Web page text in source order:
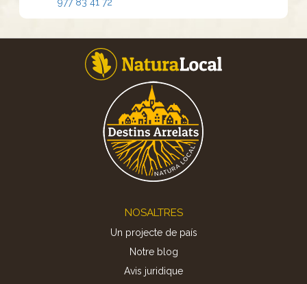
NOSALTRES
Un projecte de país
Notre blog
Avis juridique